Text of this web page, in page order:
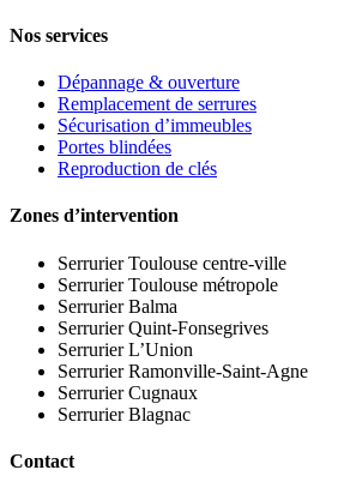
Nos services
Dépannage & ouverture
Remplacement de serrures
Sécurisation d’immeubles
Portes blindées
Reproduction de clés
Zones d’intervention
Serrurier Toulouse centre-ville
Serrurier Toulouse métropole
Serrurier Balma
Serrurier Quint-Fonsegrives
Serrurier L’Union
Serrurier Ramonville-Saint-Agne
Serrurier Cugnaux
Serrurier Blagnac
Contact